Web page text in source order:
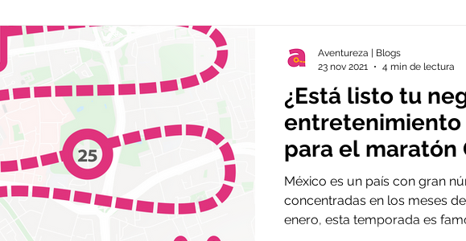
Regreso a clases Nueva normalidad
Halloween Navidad
¿Está listo tu
entretenimiento
para el maratón
Reyes?
México es un país con gran
concentradas en los meses
enero, esta temporada es
Aventureza | Blogs
23 nov 2021
4 min de lectura